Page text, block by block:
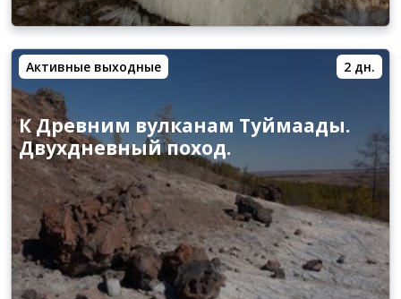
Активные выходные 2 дн.
К Древним вулканам Туймаады.
Двухдневный поход.